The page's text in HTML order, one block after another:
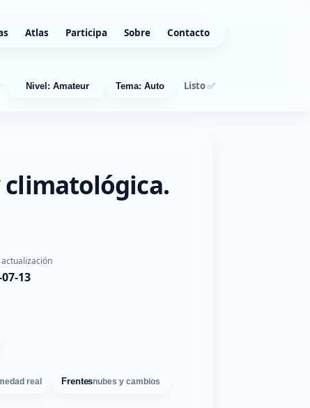
Atlas Participa Sobre Contacto
Nivel: Amateur Tema: Auto Listo ✅
13
real Frentesnubes y cambios